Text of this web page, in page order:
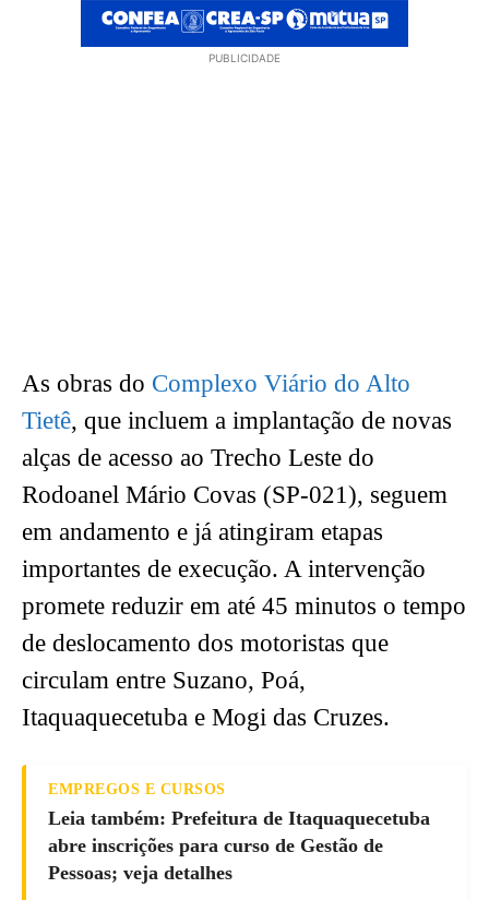
PUBLICIDADE
As obras do Complexo Viário do Alto
Tietê, que incluem a implantação de novas
alças de acesso ao Trecho Leste do
Rodoanel Mário Covas (SP-021), seguem
em andamento e já atingiram etapas
importantes de execução. A intervenção
promete reduzir em até 45 minutos o tempo
de deslocamento dos motoristas que
circulam entre Suzano, Poá,
Itaquaquecetuba e Mogi das Cruzes.
EMPREGOS E CURSOS
Leia também: Prefeitura de Itaquaquecetuba
abre inscrições para curso de Gestão de
Pessoas; veja detalhes